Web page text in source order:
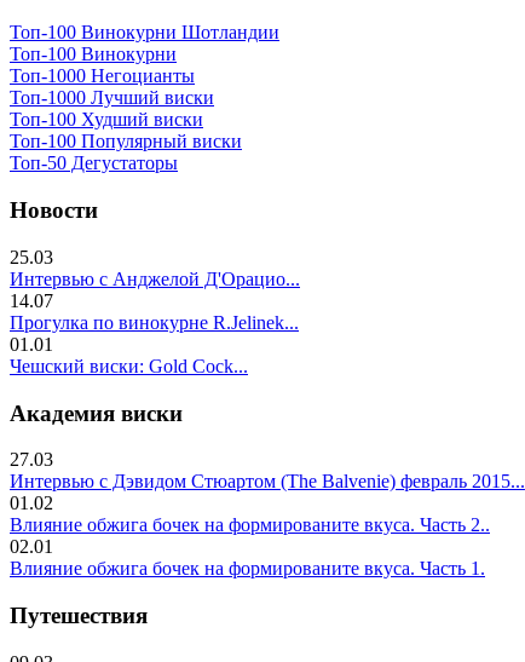
Топ-100 Винокурни Шотландии
Топ-100 Винокурни
Топ-1000 Негоцианты
Топ-1000 Лучший виски
Топ-100 Худший виски
Топ-100 Популярный виски
Топ-50 Дегустаторы
Новости
25.03
Интервью с Анджелой Д'Орацио...
14.07
Прогулка по винокурне R.Jelinek...
01.01
Чешский виски: Gold Cock...
Академия виски
27.03
Интервью с Дэвидом Стюартом (The Balvenie) февраль 2015...
01.02
Влияние обжига бочек на формированите вкуса. Часть 2..
02.01
Влияние обжига бочек на формированите вкуса. Часть 1.
Путешествия